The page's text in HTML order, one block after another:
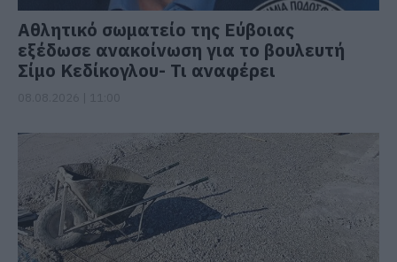
Αθλητικό σωματείο της Εύβοιας
εξέδωσε ανακοίνωση για το βουλευτή
Σίμο Κεδίκογλου- Τι αναφέρει